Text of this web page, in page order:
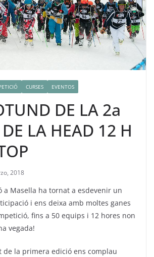
CURSES EVENTOS
DE LA 2a
LA HEAD 12 H
2018
a Masella ha tornat a esdevenir un
i ens deixa amb moltes ganes
fins a 50 equips i 12 hores non
vegada!
de la primera edició ens complau